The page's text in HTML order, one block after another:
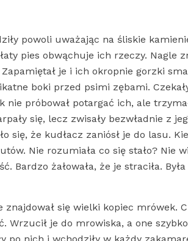
powoli uważając na śliskie
pies obwąchuje ich rzeczy. Nagle
je i ich okropnie gorzki
boki przed psimi zębami.
nie próbował potargać ich, ale
się, lecz zwisały bezwładnie z
się, że kudłacz zaniósł je do lasu.
Nie rozumiała co się stało? Nie
Bardzo żałowała, że je straciła. Była
się wielki kopiec mrówek.
Wrzucił je do mrowiska, a one szybko